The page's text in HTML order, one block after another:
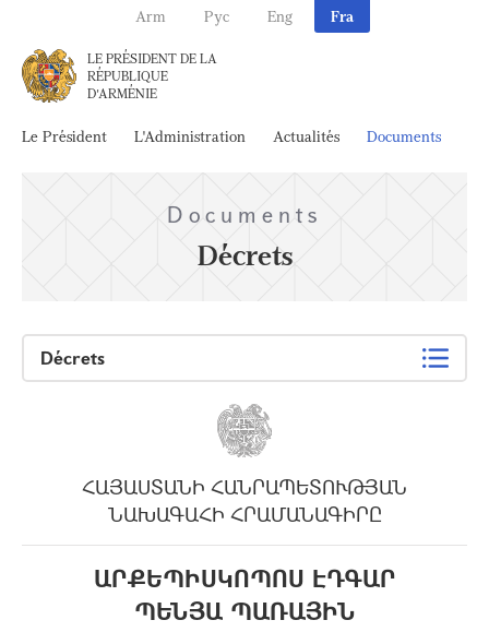
Arm Рус Eng Fra
LE PRÉSIDENT DE LA
RÉPUBLIQUE
D'ARMÉNIE
Le Président L'Administration Actualités Documents
Documents
Décrets
Décrets
ՀԱՅԱՍՏԱՆԻ ՀԱՆՐԱՊԵՏՈՒԹՅԱՆ
ՆԱԽԱԳԱՀԻ ՀՐԱՄԱՆԱԳԻՐԸ
ԱՐՔԵՊԻՍԿՈՊՈՍ ԷԴԳԱՐ
ՊԵՆՅԱ ՊԱՌԱՅԻՆ